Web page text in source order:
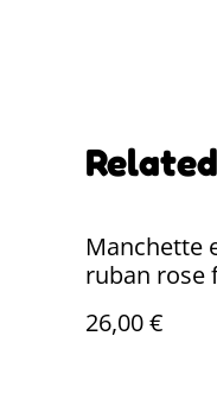
Manchette
ruban rose
26,00 €